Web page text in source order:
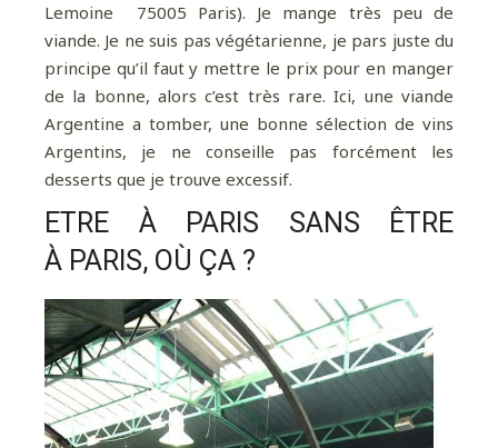
Lemoine 75005 Paris). Je mange très peu de
viande. Je ne suis pas végétarienne, je pars juste du
principe qu’il faut y mettre le prix pour en manger
de la bonne, alors c’est très rare. Ici, une viande
Argentine a tomber, une bonne sélection de vins
Argentins, je ne conseille pas forcément les
desserts que je trouve excessif.
ETRE À PARIS SANS ÊTRE
À PARIS, OÙ ÇA ?